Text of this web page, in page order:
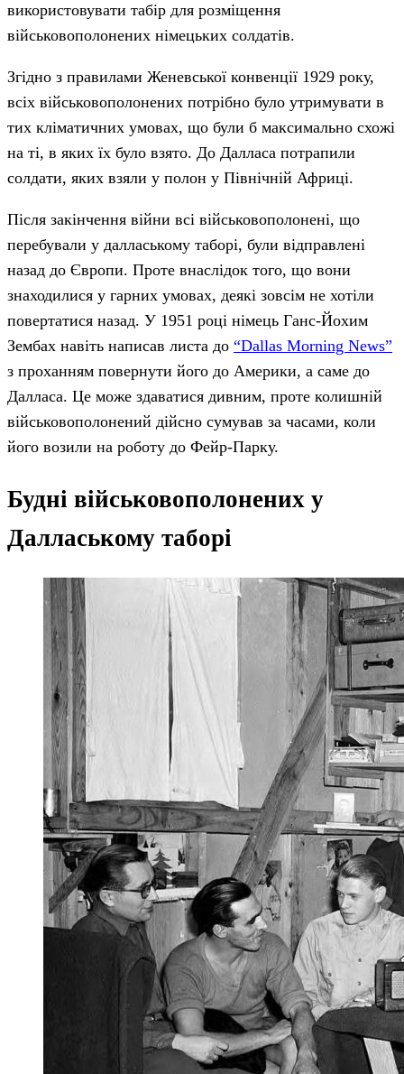
використовувати табір для розміщення
військовополонених німецьких солдатів.
Згідно з правилами Женевської конвенції 1929 року,
всіх військовополонених потрібно було утримувати в
тих кліматичних умовах, що були б максимально схожі
на ті, в яких їх було взято. До Далласа потрапили
солдати, яких взяли у полон у Північній Африці.
Після закінчення війни всі військовополонені, що
перебували у даллаському таборі, були відправлені
назад до Європи. Проте внаслідок того, що вони
знаходилися у гарних умовах, деякі зовсім не хотіли
повертатися назад. У 1951 році німець Ганс-Йохим
Зембах навіть написав листа до “Dallas Morning News”
з проханням повернути його до Америки, а саме до
Далласа. Це може здаватися дивним, проте колишній
військовополонений дійсно сумував за часами, коли
його возили на роботу до Фейр-Парку.
Будні військовополонених у
Даллаському таборі